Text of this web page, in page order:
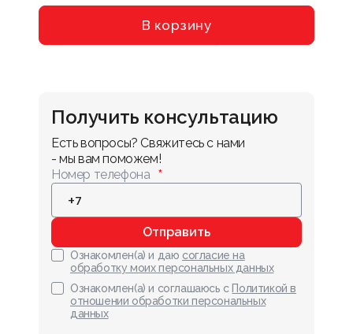
В корзину
Получить консультацию
Есть вопросы? Свяжитесь с нами
- мы вам поможем!
Номер телефона
Отправить
Ознакомлен(а) и даю согласие на
обработку моих персональных данных
Ознакомлен(а) и соглашаюсь с Политикой в
отношении обработки персональных
данных